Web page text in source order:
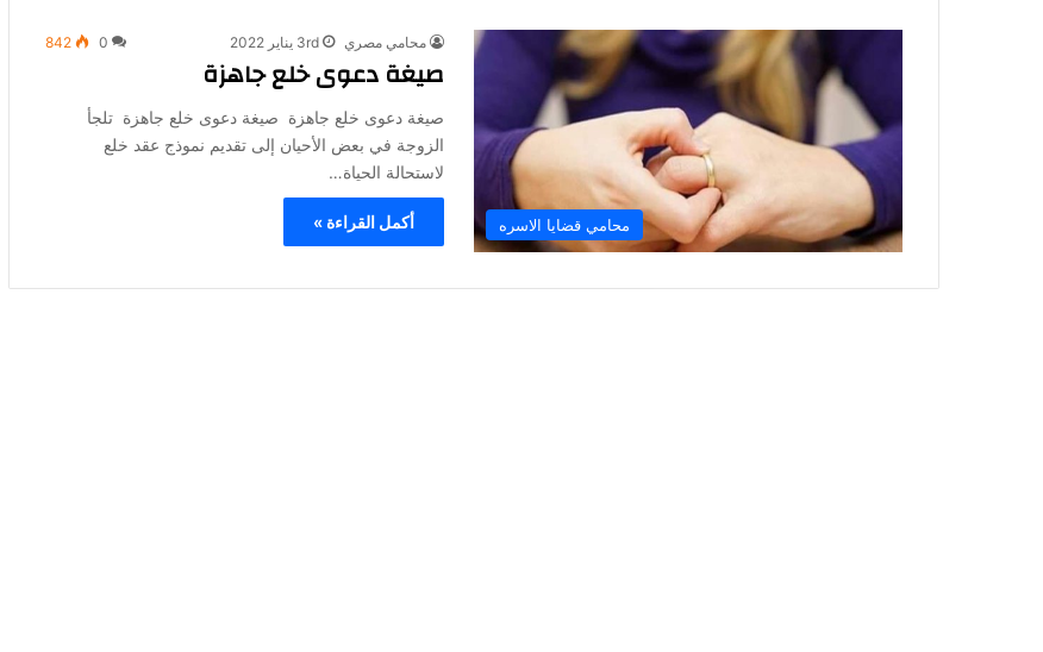
محامي قضايا الاسره
محامي مصري 3rd يناير 2022 0
842
صيغة دعوى خلع جاهزة
صيغة دعوى خلع جاهزة صيغة دعوى خلع جاهزة تلجأ
الزوجة في بعض الأحيان إلى تقديم نموذج عقد خلع
لاستحالة الحياة…
أكمل القراءة »